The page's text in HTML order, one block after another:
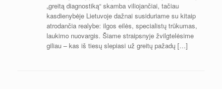
„greitą diagnostiką“ skamba viliojančiai, tačiau
kasdienybėje Lietuvoje dažnai susiduriame su kitaip
atrodančia realybe: ilgos eilės, specialistų trūkumas,
laukimo nuovargis. Šiame straipsnyje žvilgtelėsime
giliau – kas iš tiesų slepiasi už greitų pažadų […]